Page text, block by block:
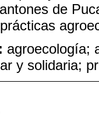
de
agroecología;
y solidaria;